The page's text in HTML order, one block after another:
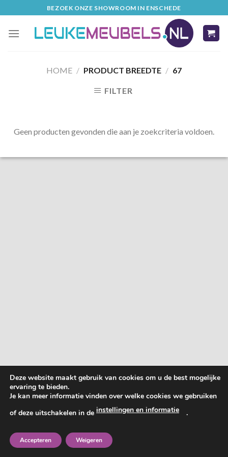
to
content
BEZOEK ONZE SHOWROOM IN ENSCHEDE
HOME / PRODUCT BREEDTE / 67
FILTER
Geen producten gevonden die aan je zoekcriteria voldoen.
Deze website maakt gebruik van cookies om u de best mogelijke
ervaring te bieden.
Je kan meer informatie vinden over welke cookies we gebruiken
of deze uitschakelen in de instellingen en informatie .
Accepteren Weigeren